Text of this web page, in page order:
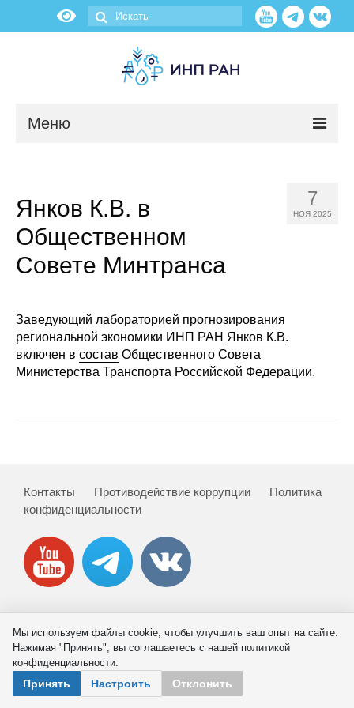
Меню
О нас
Об институте
Научные подразделения
Администрация
Сотрудники
Публикации
Научная жизнь
Издания
О журнале
Номера журналов
7
НОЯ 2025
Янков К.В. в
Общественном
Совете Минтранса
Заведующий лабораторией прогнозирования
региональной экономики ИНП РАН Янков К.В.
включен в состав Общественного Совета
Министерства Транспорта Российской Федерации.
Контакты Противодействие коррупции
Политика
конфиденциальности
Мы используем файлы cookie, чтобы улучшить ваш опыт на сайте.
Нажимая "Принять", вы соглашаетесь с нашей политикой
конфиденциальности.
Принять Настроить Отклонить